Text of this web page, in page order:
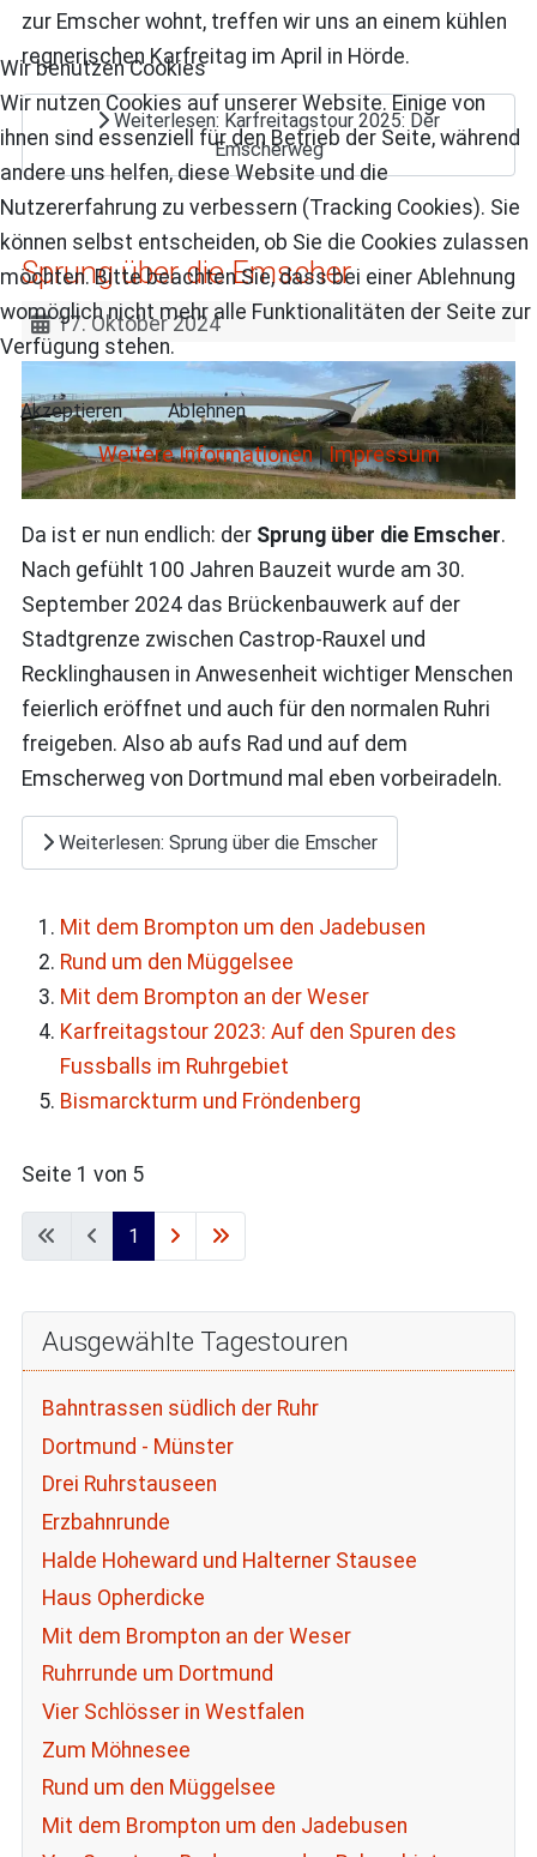
zur Emscher wohnt, treffen wir uns an einem kühlen
regnerischen Karfreitag im April in Hörde.
Weiterlesen: Karfreitagstour 2025: Der
Emscherweg
Sprung über die Emscher
17. Oktober 2024
Da ist er nun endlich: der Sprung über die Emscher.
Nach gefühlt 100 Jahren Bauzeit wurde am 30.
September 2024 das Brückenbauwerk auf der
Stadtgrenze zwischen Castrop-Rauxel und
Recklinghausen in Anwesenheit wichtiger Menschen
feierlich eröffnet und auch für den normalen Ruhri
freigeben. Also ab aufs Rad und auf dem
Emscherweg von Dortmund mal eben vorbeiradeln.
Weiterlesen: Sprung über die Emscher
Mit dem Brompton um den Jadebusen
Rund um den Müggelsee
Mit dem Brompton an der Weser
Karfreitagstour 2023: Auf den Spuren des
Fussballs im Ruhrgebiet
Bismarckturm und Fröndenberg
Seite 1 von 5
1
Ausgewählte Tagestouren
Bahntrassen südlich der Ruhr
Dortmund - Münster
Drei Ruhrstauseen
Erzbahnrunde
Halde Hoheward und Halterner Stausee
Haus Opherdicke
Mit dem Brompton an der Weser
Ruhrrunde um Dortmund
Vier Schlösser in Westfalen
Zum Möhnesee
Rund um den Müggelsee
Mit dem Brompton um den Jadebusen
Wir benutzen Cookies
Wir nutzen Cookies auf unserer Website. Einige von
ihnen sind essenziell für den Betrieb der Seite, während
andere uns helfen, diese Website und die
Nutzererfahrung zu verbessern (Tracking Cookies). Sie
können selbst entscheiden, ob Sie die Cookies zulassen
möchten. Bitte beachten Sie, dass bei einer Ablehnung
womöglich nicht mehr alle Funktionalitäten der Seite zur
Verfügung stehen.
Akzeptieren Ablehnen
Weitere Informationen|Impressum